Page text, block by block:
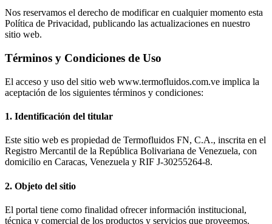
Nos reservamos el derecho de modificar en cualquier momento esta
Política de Privacidad, publicando las actualizaciones en nuestro
sitio web.
Términos y Condiciones de Uso
El acceso y uso del sitio web www.termofluidos.com.ve implica la
aceptación de los siguientes términos y condiciones:
1. Identificación del titular
Este sitio web es propiedad de Termofluidos FN, C.A., inscrita en el
Registro Mercantil de la República Bolivariana de Venezuela, con
domicilio en Caracas, Venezuela y RIF J-30255264-8.
2. Objeto del sitio
El portal tiene como finalidad ofrecer información institucional,
técnica y comercial de los productos y servicios que proveemos.